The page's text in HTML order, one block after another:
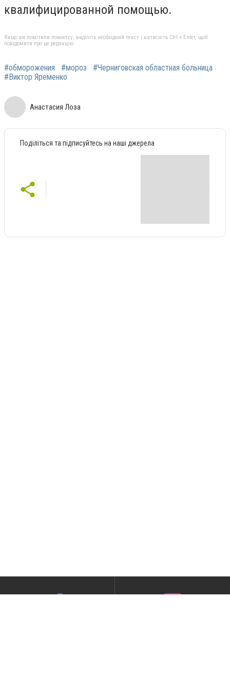
квалифицированной помощью.
Якщо ви помітили помилку, виділіть необхідний текст і натисніть Ctrl + Enter, щоб
повідомити про це редакцію
#обморожения #мороз
#Черниговская областная больница
#Виктор Яременко
Анастасия Лоза
Поділіться та підписуйтесь на наші джерела